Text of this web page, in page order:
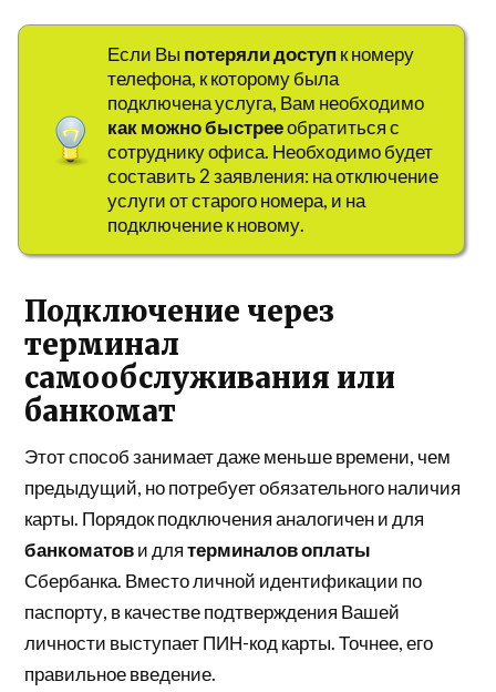
Если Вы потеряли доступ к номеру
телефона, к которому была
подключена услуга, Вам необходимо
как можно быстрееобратиться с
сотруднику офиса. Необходимо будет
составить 2 заявления: на отключение
услуги от старого номера, и на
подключение к новому.
Подключение через
терминал
самообслуживания или
банкомат
Этот способ занимает даже меньше времени, чем
предыдущий, но потребует обязательного наличия
карты. Порядок подключения аналогичен и для
банкоматови длятерминалов оплаты
Сбербанка. Вместо личной идентификации по
паспорту, в качестве подтверждения Вашей
личности выступает ПИН-код карты. Точнее, его
правильное введение.